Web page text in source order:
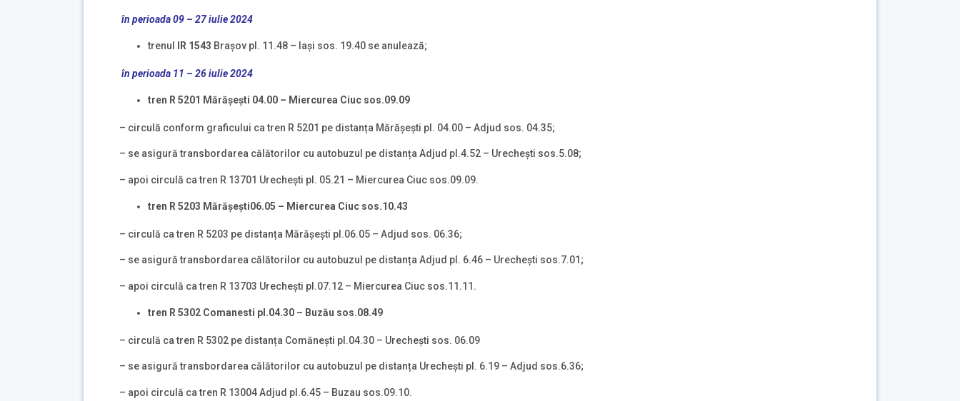
în perioada09 – 27 iulie 2024
trenul IR 1543 Braşov pl. 11.48 – Iași sos. 19.40 se anulează;
în perioada 11 – 26 iulie 2024
tren R 5201 Mărășești 04.00 – Miercurea Ciuc sos.09.09
– circulă conform graficului ca tren R 5201 pe distanța Mărășești pl. 04.00 – Adjud sos. 04.35;
– se asigură transbordarea călătorilor cu autobuzul pe distanța Adjud pl.4.52 – Urechești sos.5.08;
– apoi circulă ca tren R 13701 Urechești pl. 05.21 – Miercurea Ciuc sos.09.09.
tren R 5203 Mărășești06.05 – M iercurea Ciuc sos.10.43
– circulă ca tren R 5203 pe distanța Mărășești pl.06.05 – Adjud sos. 06.36;
– se asigură transbordarea călătorilor cu autobuzul pe distanța Adjud pl. 6.46 – Urechești sos.7.01;
– apoi circulă ca tren R 13703 Urechești pl.07.12 – Miercurea Ciuc sos.11.11.
tren R 5302 Comanesti pl.04.30 – Buzău sos.08.49
– circulă ca tren R 5302 pe distanța Comăneşti pl.04.30 – Urechești sos. 06.09
– se asigură transbordarea călătorilor cu autobuzul pe distanța Urechești pl. 6.19 – Adjud sos.6.36;
– apoi circulă ca tren R 13004 Adjud pl.6.45 – Buzau sos.09.10.